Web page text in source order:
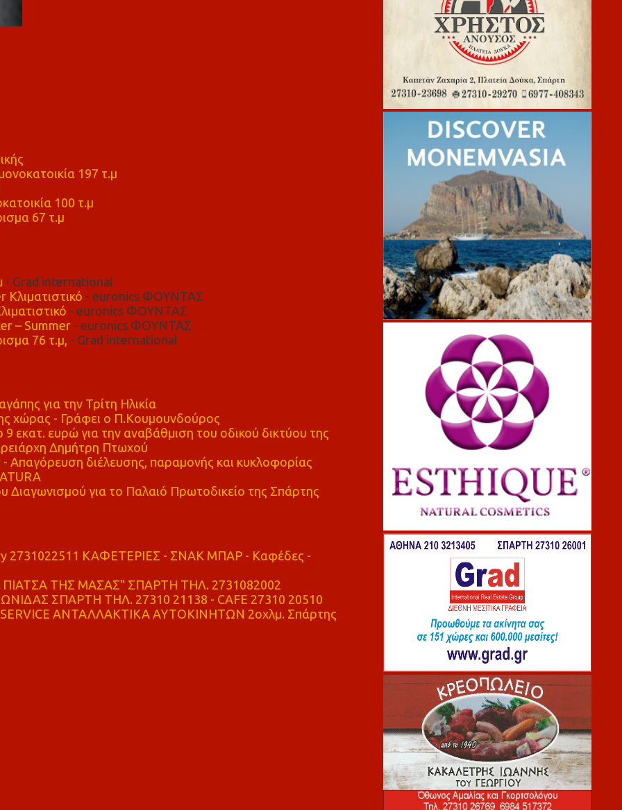
197 τ.μ
100 τ.μ
67 τ.μ
- Grad international
- euronics ΦΟΥΝΤΑΣ
- euronics ΦΟΥΝΤΑΣ
– Summer- euronics ΦΟΥΝΤΑΣ
76 τ.μ, - Grad international
για την Τρίτη Ηλικία
χώρας - Γράφει ο Π.Κουμουνδούρος
9 εκατ. ευρώ για την αναβάθμιση του οδικού δικτύου της
Δημήτρη Πτωχού
διέλευσης, παραμονής και κυκλοφορίας
Διαγωνισμού για το Παλαιό Πρωτοδικείο της Σπάρτης
2731022511 ΚΑΦΕΤΕΡΙΕΣ - ΣΝΑΚ ΜΠΑΡ - Καφέδες -
ΤΗΣ ΜΑΣΑΣ" ΣΠΑΡΤΗ ΤΗΛ. 2731082002
ΣΠΑΡΤΗ ΤΗΛ. 27310 21138 - CAFE 27310 20510
ΑΝΤΑΛΛΑΚΤΙΚΑ ΑΥΤΟΚΙΝΗΤΩΝ 2οχλμ. Σπάρτης